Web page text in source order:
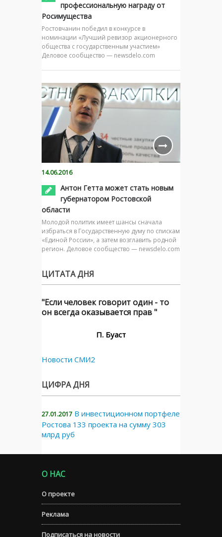
профессиональную награду от
Росимущества
Ростовчанин победил в конкурсе в
номинации «Лучший ревизор акционерного
общества с государственным участием»
Деловое сообщество — newsdelo.com
14.06.2016
Антон Гетта может стать новым
губернатором Ростовской
области
Молодой политик имеет шансы сначала
избраться в Государственную думу по спискам
«Единой России», а затем возглавить родной
регион. Деловое сообщество — newsdelo.com
ЦИТАТА ДНЯ
"Если человек говорит один - то
он всегда оказывается прав "
П. Буаст
Новости СМИ2
ЦИФРА ДНЯ
27.01.2017 В инвестиционном портфеле
Ростова 133 проекта на сумму 303
млрд руб
О НАС
О проекте
Реклама
Подписаться на новости